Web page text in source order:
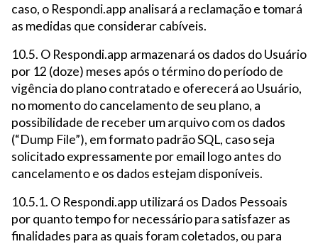
caso, o Respondi.app analisará a reclamação e tomará
as medidas que considerar cabíveis.
10.5. O Respondi.app armazenará os dados do Usuário
por 12 (doze) meses após o término do período de
vigência do plano contratado e oferecerá ao Usuário,
no momento do cancelamento de seu plano, a
possibilidade de receber um arquivo com os dados
(“Dump File”), em formato padrão SQL, caso seja
solicitado expressamente por email logo antes do
cancelamento e os dados estejam disponíveis.
10.5.1. O Respondi.app utilizará os Dados Pessoais
por quanto tempo for necessário para satisfazer as
finalidades para as quais foram coletados, ou para